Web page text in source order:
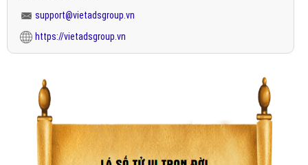
support@vietadsgroup.vn
https://vietadsgroup.vn